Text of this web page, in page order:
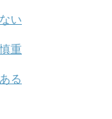
い
重
る